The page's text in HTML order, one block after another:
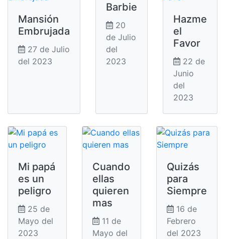
Mansión
Embrujada
27 de Julio
del 2023
Barbie
20
de Julio
del
2023
Hazme
el
Favor
22 de
Junio
del
2023
Mi papá
es un
peligro
25 de
Mayo del
2023
Cuando
ellas
quieren
mas
11 de
Mayo del
Quizás
para
Siempre
16 de
Febrero
del 2023